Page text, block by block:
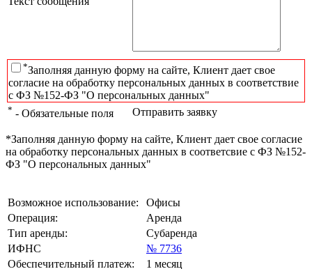
*Заполняя данную форму на сайте, Клиент дает свое
согласие на обработку персональных данных в соответствие
с ФЗ №152-ФЗ "О персональных данных"
* - Обязательные поля Отправить заявку
*Заполняя данную форму на сайте, Клиент дает свое согласие
на обработку персональных данных в соответсвие с ФЗ №152-
ФЗ "О персональных данных"
Возможное использование:
Офисы
Операция:
Аренда
Тип аренды:
Субаренда
ИФНС
№ 7736
Обеспечительный платеж:
1 месяц